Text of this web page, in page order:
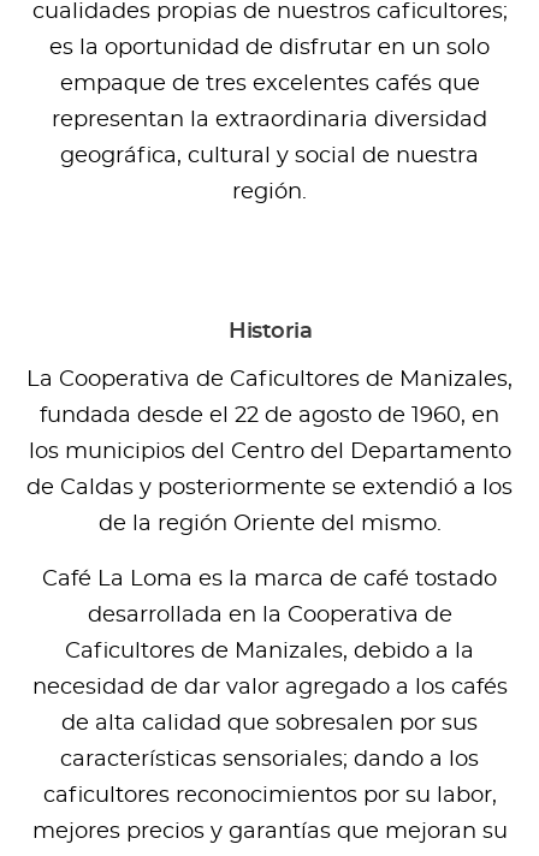
cualidades propias de nuestros caficultores;
es la oportunidad de disfrutar en un solo
empaque de tres excelentes cafés que
representan la extraordinaria diversidad
geográfica, cultural y social de nuestra
región.
Historia
La Cooperativa de Caficultores de Manizales,
fundada desde el 22 de agosto de 1960, en
los municipios del Centro del Departamento
de Caldas y posteriormente se extendió a los
de la región Oriente del mismo.
Café La Loma es la marca de café tostado
desarrollada en la Cooperativa de
Caficultores de Manizales, debido a la
necesidad de dar valor agregado a los cafés
de alta calidad que sobresalen por sus
características sensoriales; dando a los
caficultores reconocimientos por su labor,
mejores precios y garantías que mejoran su